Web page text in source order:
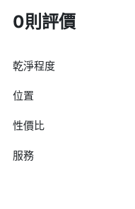
0則評價
乾淨程度
位置
性價比
服務